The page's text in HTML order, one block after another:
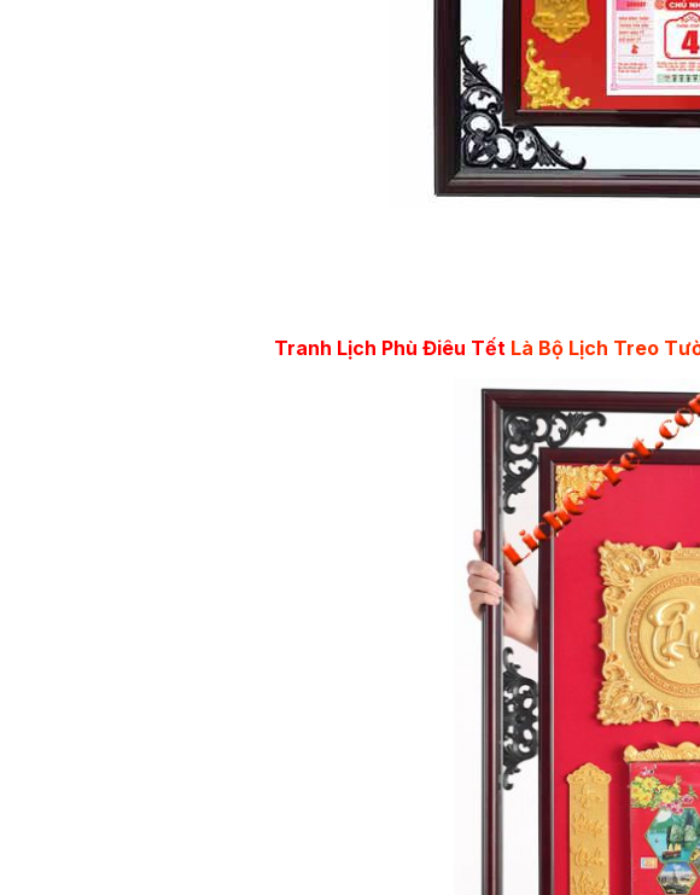
Tranh Lịch Phù Điêu Tết Là Bộ Lịch Treo